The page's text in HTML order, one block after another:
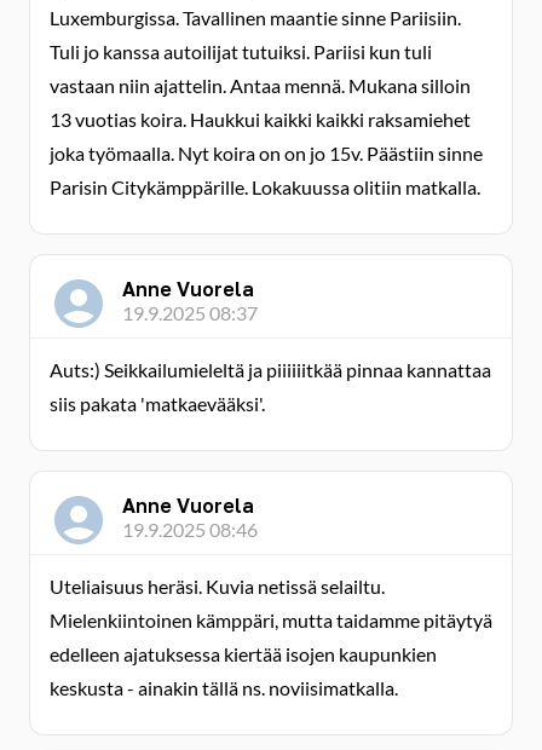
Luxemburgissa. Tavallinen maantie sinne Pariisiin.
Tuli jo kanssa autoilijat tutuiksi. Pariisi kun tuli
vastaan niin ajattelin. Antaa mennä. Mukana silloin
13 vuotias koira. Haukkui kaikki kaikki raksamiehet
joka työmaalla. Nyt koira on on jo 15v. Päästiin sinne
Parisin Citykämppärille. Lokakuussa olitiin matkalla.
Anne Vuorela
19.9.2025 08:37
Auts:) Seikkailumieleltä ja piiiiiitkää pinnaa kannattaa
siis pakata 'matkaevääksi'.
Anne Vuorela
19.9.2025 08:46
Uteliaisuus heräsi. Kuvia netissä selailtu.
Mielenkiintoinen kämppäri, mutta taidamme pitäytyä
edelleen ajatuksessa kiertää isojen kaupunkien
keskusta - ainakin tällä ns. noviisimatkalla.